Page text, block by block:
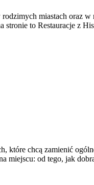
miastach oraz
to Restauracje z
które chcą zamienić
miejscu: od tego, jak